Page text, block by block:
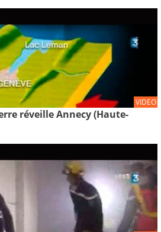
VIDEO
réveille Annecy (Haute-